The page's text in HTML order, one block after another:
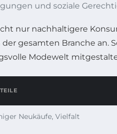
und soziale
nur nachhaltigere
gesamten Branche an.
Modewelt
Neukäufe, Vielfalt